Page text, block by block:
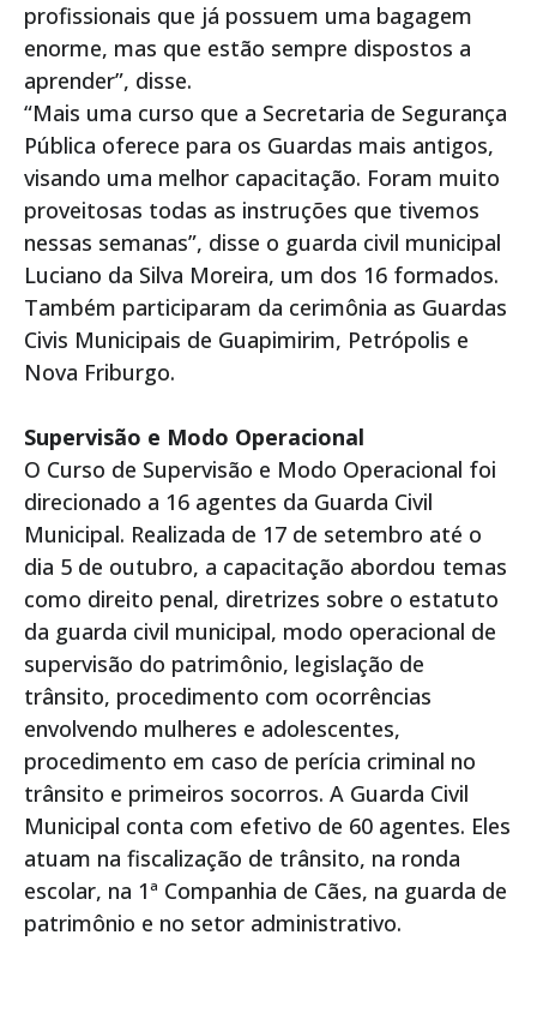
profissionais que já possuem uma bagagem
enorme, mas que estão sempre dispostos a
aprender”, disse.
“Mais uma curso que a Secretaria de Segurança
Pública oferece para os Guardas mais antigos,
visando uma melhor capacitação. Foram muito
proveitosas todas as instruções que tivemos
nessas semanas”, disse o guarda civil municipal
Luciano da Silva Moreira, um dos 16 formados.
Também participaram da cerimônia as Guardas
Civis Municipais de Guapimirim, Petrópolis e
Nova Friburgo.
Supervisão e Modo Operacional
O Curso de Supervisão e Modo Operacional foi
direcionado a 16 agentes da Guarda Civil
Municipal. Realizada de 17 de setembro até o
dia 5 de outubro, a capacitação abordou temas
como direito penal, diretrizes sobre o estatuto
da guarda civil municipal, modo operacional de
supervisão do patrimônio, legislação de
trânsito, procedimento com ocorrências
envolvendo mulheres e adolescentes,
procedimento em caso de perícia criminal no
trânsito e primeiros socorros. A Guarda Civil
Municipal conta com efetivo de 60 agentes. Eles
atuam na fiscalização de trânsito, na ronda
escolar, na 1ª Companhia de Cães, na guarda de
patrimônio e no setor administrativo.